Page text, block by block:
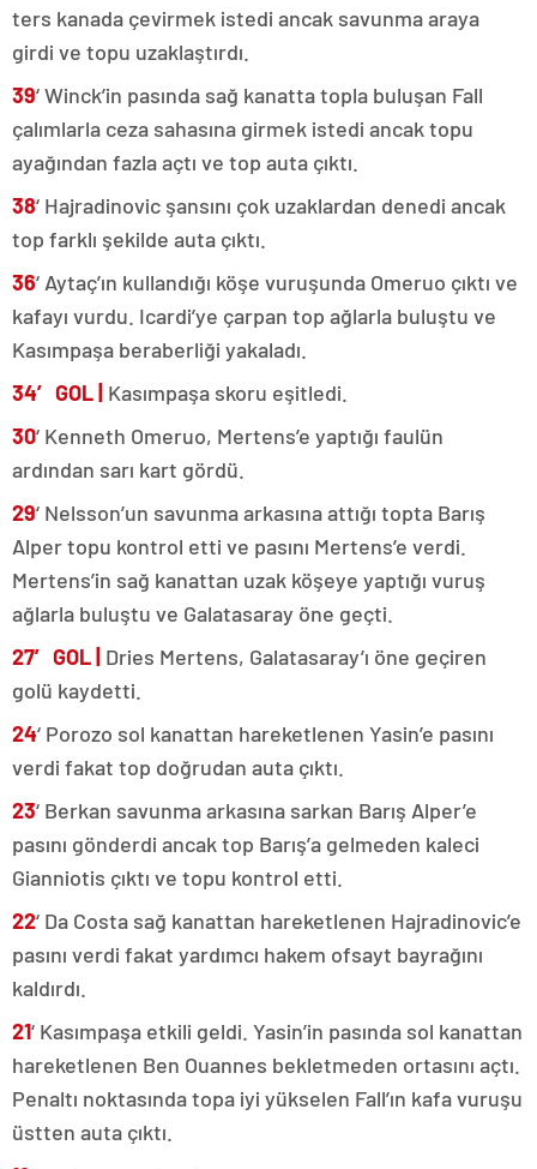
ters kanada çevirmek istedi ancak savunma araya
girdi ve topu uzaklaştırdı.
39‘ Winck’in pasında sağ kanatta topla buluşan Fall
çalımlarla ceza sahasına girmek istedi ancak topu
ayağından fazla açtı ve top auta çıktı.
38‘ Hajradinovic şansını çok uzaklardan denedi ancak
top farklı şekilde auta çıktı.
36‘ Aytaç’ın kullandığı köşe vuruşunda Omeruo çıktı ve
kafayı vurdu. Icardi’ye çarpan top ağlarla buluştu ve
Kasımpaşa beraberliği yakaladı.
34′ GOL | Kasımpaşa skoru eşitledi.
30‘ Kenneth Omeruo, Mertens’e yaptığı faulün
ardından sarı kart gördü.
29‘ Nelsson’un savunma arkasına attığı topta Barış
Alper topu kontrol etti ve pasını Mertens’e verdi.
Mertens’in sağ kanattan uzak köşeye yaptığı vuruş
ağlarla buluştu ve Galatasaray öne geçti.
27′ GOL | Dries Mertens, Galatasaray’ı öne geçiren
golü kaydetti.
24‘ Porozo sol kanattan hareketlenen Yasin’e pasını
verdi fakat top doğrudan auta çıktı.
23‘ Berkan savunma arkasına sarkan Barış Alper’e
pasını gönderdi ancak top Barış’a gelmeden kaleci
Gianniotis çıktı ve topu kontrol etti.
22‘ Da Costa sağ kanattan hareketlenen Hajradinovic’e
pasını verdi fakat yardımcı hakem ofsayt bayrağını
kaldırdı.
21‘ Kasımpaşa etkili geldi. Yasin’in pasında sol kanattan
hareketlenen Ben Ouannes bekletmeden ortasını açtı.
Penaltı noktasında topa iyi yükselen Fall’ın kafa vuruşu
üstten auta çıktı.